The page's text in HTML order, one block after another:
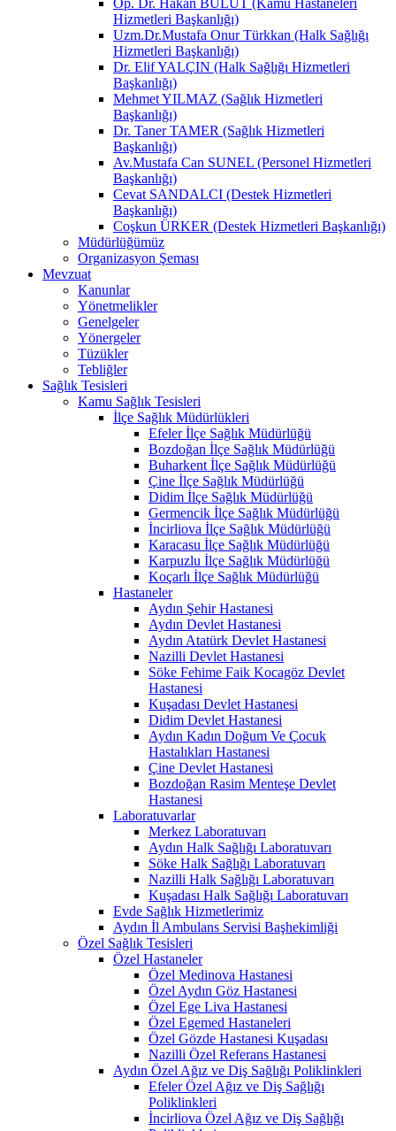
Hizmetleri Başkanlığı)
Uzm.Dr.Mustafa Onur Türkkan (Halk Sağlığı
Hizmetleri Başkanlığı)
Dr. Elif YALÇIN (Halk Sağlığı Hizmetleri
Başkanlığı)
Mehmet YILMAZ (Sağlık Hizmetleri
Başkanlığı)
Dr. Taner TAMER (Sağlık Hizmetleri
Başkanlığı)
Av.Mustafa Can SUNEL (Personel Hizmetleri
Başkanlığı)
Cevat SANDALCI (Destek Hizmetleri
Başkanlığı)
Coşkun ÜRKER (Destek Hizmetleri Başkanlığı)
Müdürlüğümüz
Organizasyon Şeması
Mevzuat
Kanunlar
Yönetmelikler
Genelgeler
Yönergeler
Tüzükler
Tebliğler
Sağlık Tesisleri
Kamu Sağlık Tesisleri
İlçe Sağlık Müdürlükleri
Efeler İlçe Sağlık Müdürlüğü
Bozdoğan İlçe Sağlık Müdürlüğü
Buharkent İlçe Sağlık Müdürlüğü
Çine İlçe Sağlık Müdürlüğü
Didim İlçe Sağlık Müdürlüğü
Germencik İlçe Sağlık Müdürlüğü
İncirliova İlçe Sağlık Müdürlüğü
Karacasu İlçe Sağlık Müdürlüğü
Karpuzlu İlçe Sağlık Müdürlüğü
Koçarlı İlçe Sağlık Müdürlüğü
Hastaneler
Aydın Şehir Hastanesi
Aydın Devlet Hastanesi
Aydın Atatürk Devlet Hastanesi
Nazilli Devlet Hastanesi
Söke Fehime Faik Kocagöz Devlet
Hastanesi
Kuşadası Devlet Hastanesi
Didim Devlet Hastanesi
Aydın Kadın Doğum Ve Çocuk
Hastalıkları Hastanesi
Çine Devlet Hastanesi
Bozdoğan Rasim Menteşe Devlet
Hastanesi
Laboratuvarlar
Merkez Laboratuvarı
Aydın Halk Sağlığı Laboratuvarı
Söke Halk Sağlığı Laboratuvarı
Nazilli Halk Sağlığı Laboratuvarı
Kuşadası Halk Sağlığı Laboratuvarı
Evde Sağlık Hizmetlerimiz
Aydın İl Ambulans Servisi Başhekimliği
Özel Sağlık Tesisleri
Özel Hastaneler
Özel Medinova Hastanesi
Özel Aydın Göz Hastanesi
Özel Ege Liva Hastanesi
Özel Egemed Hastaneleri
Özel Gözde Hastanesi Kuşadası
Nazilli Özel Referans Hastanesi
Aydın Özel Ağız ve Diş Sağlığı Poliklinkleri
Efeler Özel Ağız ve Diş Sağlığı
Poliklinkleri
İncirliova Özel Ağız ve Diş Sağlığı